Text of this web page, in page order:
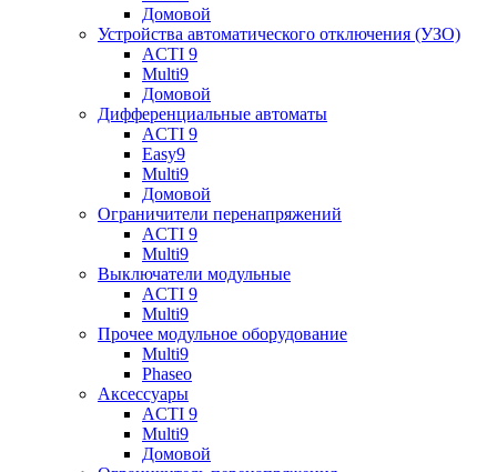
Домовой
Устройства автоматического отключения (УЗО)
ACTI 9
Multi9
Домовой
Дифференциальные автоматы
ACTI 9
Easy9
Multi9
Домовой
Ограничители перенапряжений
ACTI 9
Multi9
Выключатели модульные
ACTI 9
Multi9
Прочее модульное оборудование
Multi9
Phaseo
Аксессуары
ACTI 9
Multi9
Домовой